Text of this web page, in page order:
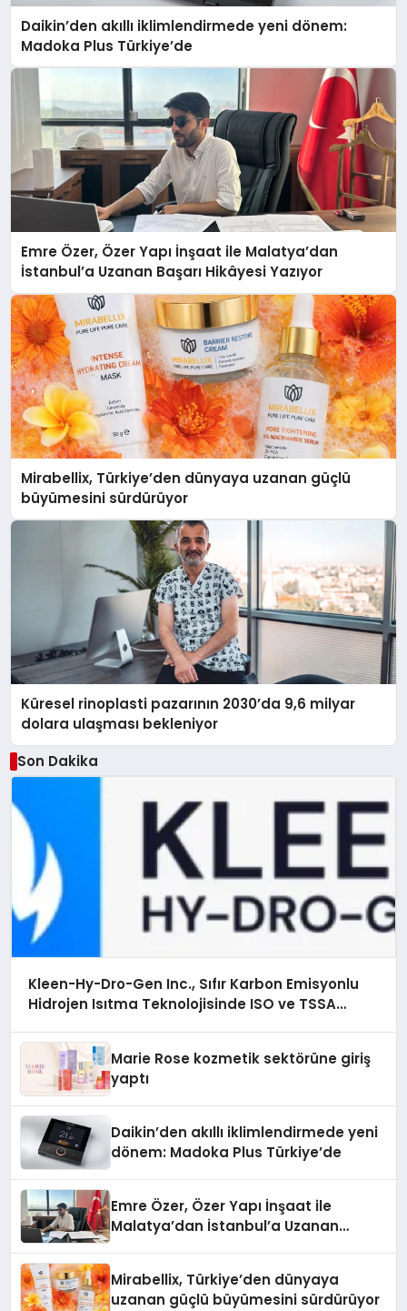
Daikin’den akıllı iklimlendirmede yeni dönem:
Madoka Plus Türkiye’de
Emre Özer, Özer Yapı İnşaat ile Malatya’dan
İstanbul’a Uzanan Başarı Hikâyesi Yazıyor
Mirabellix, Türkiye’den dünyaya uzanan güçlü
büyümesini sürdürüyor
Küresel rinoplasti pazarının 2030’da 9,6 milyar
dolara ulaşması bekleniyor
Son Dakika
Kleen-Hy-Dro-Gen Inc., Sıfır Karbon Emisyonlu
Hidrojen Isıtma Teknolojisinde ISO ve TSSA
Marie Rose kozmetik sektörüne giriş
yaptı
Daikin’den akıllı iklimlendirmede yeni
dönem: Madoka Plus Türkiye’de
Emre Özer, Özer Yapı İnşaat ile
Malatya’dan İstanbul’a Uzanan
Mirabellix, Türkiye’den dünyaya
uzanan güçlü büyümesini sürdürüyor